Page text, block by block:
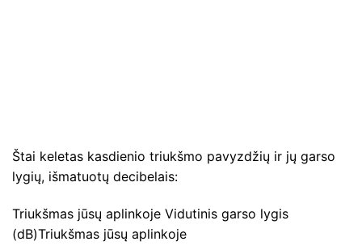
Štai keletas kasdienio triukšmo pavyzdžių ir jų garso
lygių, išmatuotų decibelais:
Triukšmas jūsų aplinkoje Vidutinis garso lygis
(dB)Triukšmas jūsų aplinkoje